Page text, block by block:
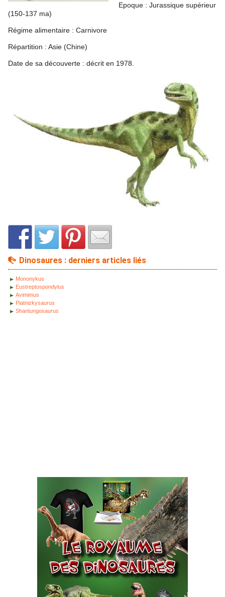
Epoque : Jurassique supérieur
(150-137 ma)
Régime alimentaire : Carnivore
Répartition : Asie (Chine)
Date de sa découverte : décrit en 1978.
Dinosaures : derniers articles liés
Mononykus
Eustreptospondylus
Avimimus
Piatnizkysaurus
Shantungosaurus